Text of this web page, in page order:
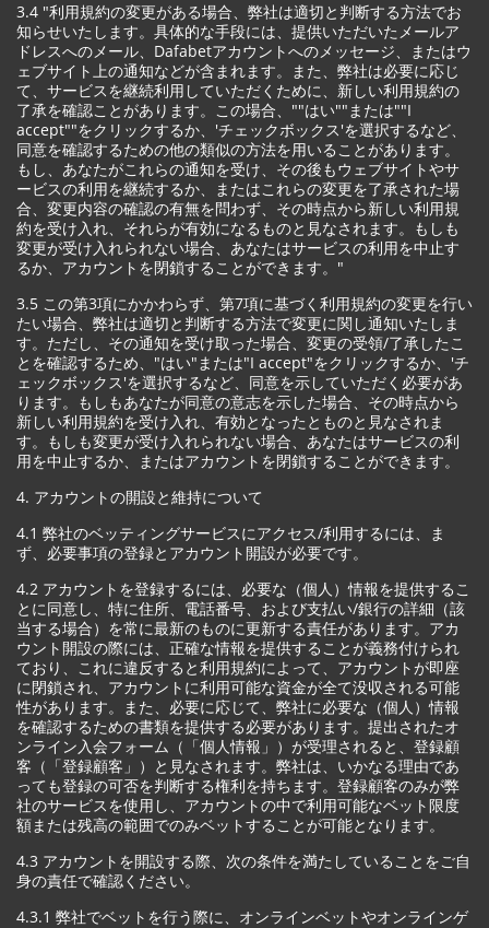
3.4 "利用規約の変更がある場合、弊社は適切と判断する方法でお
知らせいたします。具体的な手段には、提供いただいたメールア
ドレスへのメール、Dafabetアカウントへのメッセージ、またはウ
ェブサイト上の通知などが含まれます。また、弊社は必要に応じ
て、サービスを継続利用していただくために、新しい利用規約の
了承を確認ことがあります。この場合、""はい""または""I
accept""をクリックするか、'チェックボックス'を選択するなど、
同意を確認するための他の類似の方法を用いることがあります。
もし、あなたがこれらの通知を受け、その後もウェブサイトやサ
ービスの利用を継続するか、またはこれらの変更を了承された場
合、変更内容の確認の有無を問わず、その時点から新しい利用規
約を受け入れ、それらが有効になるものと見なされます。もしも
変更が受け入れられない場合、あなたはサービスの利用を中止す
るか、アカウントを閉鎖することができます。"
3.5 この第3項にかかわらず、第7項に基づく利用規約の変更を行い
たい場合、弊社は適切と判断する方法で変更に関し通知いたしま
す。ただし、その通知を受け取った場合、変更の受領/了承したこ
とを確認するため、"はい"または"I accept"をクリックするか、'チ
ェックボックス'を選択するなど、同意を示していただく必要があ
ります。もしもあなたが同意の意志を示した場合、その時点から
新しい利用規約を受け入れ、有効となったとものと見なされま
す。もしも変更が受け入れられない場合、あなたはサービスの利
用を中止するか、またはアカウントを閉鎖することができます。
4. アカウントの開設と維持について
4.1 弊社のベッティングサービスにアクセス/利用するには、ま
ず、必要事項の登録とアカウント開設が必要です。
4.2 アカウントを登録するには、必要な（個人）情報を提供するこ
とに同意し、特に住所、電話番号、および支払い/銀行の詳細（該
当する場合）を常に最新のものに更新する責任があります。アカ
ウント開設の際には、正確な情報を提供することが義務付けられ
ており、これに違反すると利用規約によって、アカウントが即座
に閉鎖され、アカウントに利用可能な資金が全て没収される可能
性があります。また、必要に応じて、弊社に必要な（個人）情報
を確認するための書類を提供する必要があります。提出されたオ
ンライン入会フォーム（「個人情報」）が受理されると、登録顧
客（「登録顧客」）と見なされます。弊社は、いかなる理由であ
っても登録の可否を判断する権利を持ちます。登録顧客のみが弊
社のサービスを使用し、アカウントの中で利用可能なベット限度
額または残高の範囲でのみベットすることが可能となります。
4.3 アカウントを開設する際、次の条件を満たしていることをご自
身の責任で確認ください。
4.3.1 弊社でベットを行う際に、オンラインベットやオンラインゲ